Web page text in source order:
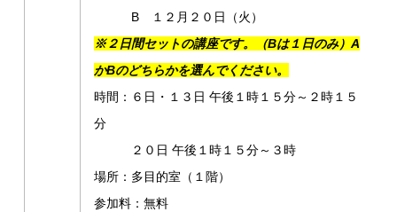
B １２月２０日（火）
※２日間セットの講座です。（Bは１日のみ）A
かBのどちらかを選んでください。
時間：６日・１３日 午後１時１５分～２時１５
分
２０日 午後１時１５分～３時
場所：多目的室（１階）
参加料：無料